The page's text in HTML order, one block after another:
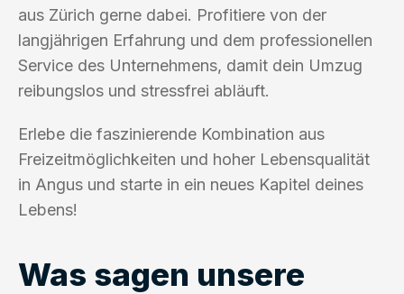
aus Zürich gerne dabei. Profitiere von der
langjährigen Erfahrung und dem professionellen
Service des Unternehmens, damit dein Umzug
reibungslos und stressfrei abläuft.
Erlebe die faszinierende Kombination aus
Freizeitmöglichkeiten und hoher Lebensqualität
in Angus und starte in ein neues Kapitel deines
Lebens!
Was sagen unsere